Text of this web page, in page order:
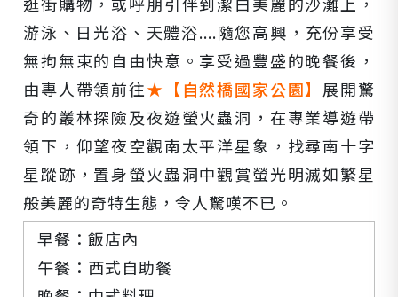
游泳、日光浴、天體浴....隨您高興，充份享受
無拘無束的自由快意。享受過豐盛的晚餐後，
由專人帶領前往★【自然橋國家公園】 展開驚
奇的叢林探險及夜遊螢火蟲洞，在專業導遊帶
領下，仰望夜空觀南太平洋星象，找尋南十字
星蹤跡，置身螢火蟲洞中觀賞螢光明滅如繁星
般美麗的奇特生態，令人驚嘆不已。
早餐：飯店內
午餐：西式自助餐